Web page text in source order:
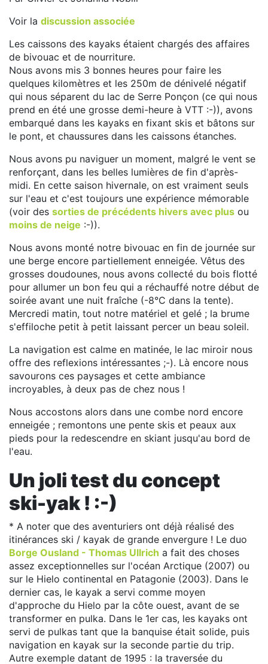
Voir la discussion associée
Les caissons des kayaks étaient chargés des affaires
de bivouac et de nourriture.
Nous avons mis 3 bonnes heures pour faire les
quelques kilomètres et les 250m de dénivelé négatif
qui nous séparent du lac de Serre Ponçon (ce qui nous
prend en été une grosse demi-heure à VTT :-)), avons
embarqué dans les kayaks en fixant skis et bâtons sur
le pont, et chaussures dans les caissons étanches.
Nous avons pu naviguer un moment, malgré le vent se
renforçant, dans les belles lumières de fin d'après-
midi. En cette saison hivernale, on est vraiment seuls
sur l'eau et c'est toujours une expérience mémorable
(voir des sorties de précédents hivers avec plus ou
moins de neige :-)).
Nous avons monté notre bivouac en fin de journée sur
une berge encore partiellement enneigée. Vêtus des
grosses doudounes, nous avons collecté du bois flotté
pour allumer un bon feu qui a réchauffé notre début de
soirée avant une nuit fraîche (-8°C dans la tente).
Mercredi matin, tout notre matériel et gelé ; la brume
s'effiloche petit à petit laissant percer un beau soleil.
La navigation est calme en matinée, le lac miroir nous
offre des reflexions intéressantes ;-). Là encore nous
savourons ces paysages et cette ambiance
incroyables, à deux pas de chez nous !
Nous accostons alors dans une combe nord encore
enneigée ; remontons une pente skis et peaux aux
pieds pour la redescendre en skiant jusqu'au bord de
l'eau.
Un joli test du concept
ski-yak ! :-)
* A noter que des aventuriers ont déjà réalisé des
itinérances ski / kayak de grande envergure ! Le duo
Borge Ousland - Thomas Ullrich a fait des choses
assez exceptionnelles sur l'océan Arctique (2007) ou
sur le Hielo continental en Patagonie (2003). Dans le
dernier cas, le kayak a servi comme moyen
d'approche du Hielo par la côte ouest, avant de se
transformer en pulka. Dans le 1er cas, les kayaks ont
servi de pulkas tant que la banquise était solide, puis
navigation en kayak sur la seconde partie du trip.
Autre exemple datant de 1995 : la traversée du